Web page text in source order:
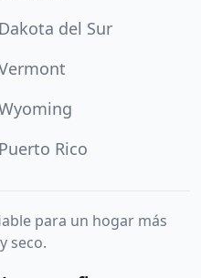
Dakota del Sur
Puerto Rico
para un hogar más
seco.